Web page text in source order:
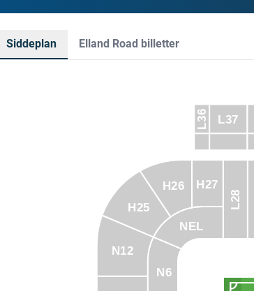
Siddeplan Elland Road billetter
L28
L36 L37
N6
N12
NEL
H25
H26 H27